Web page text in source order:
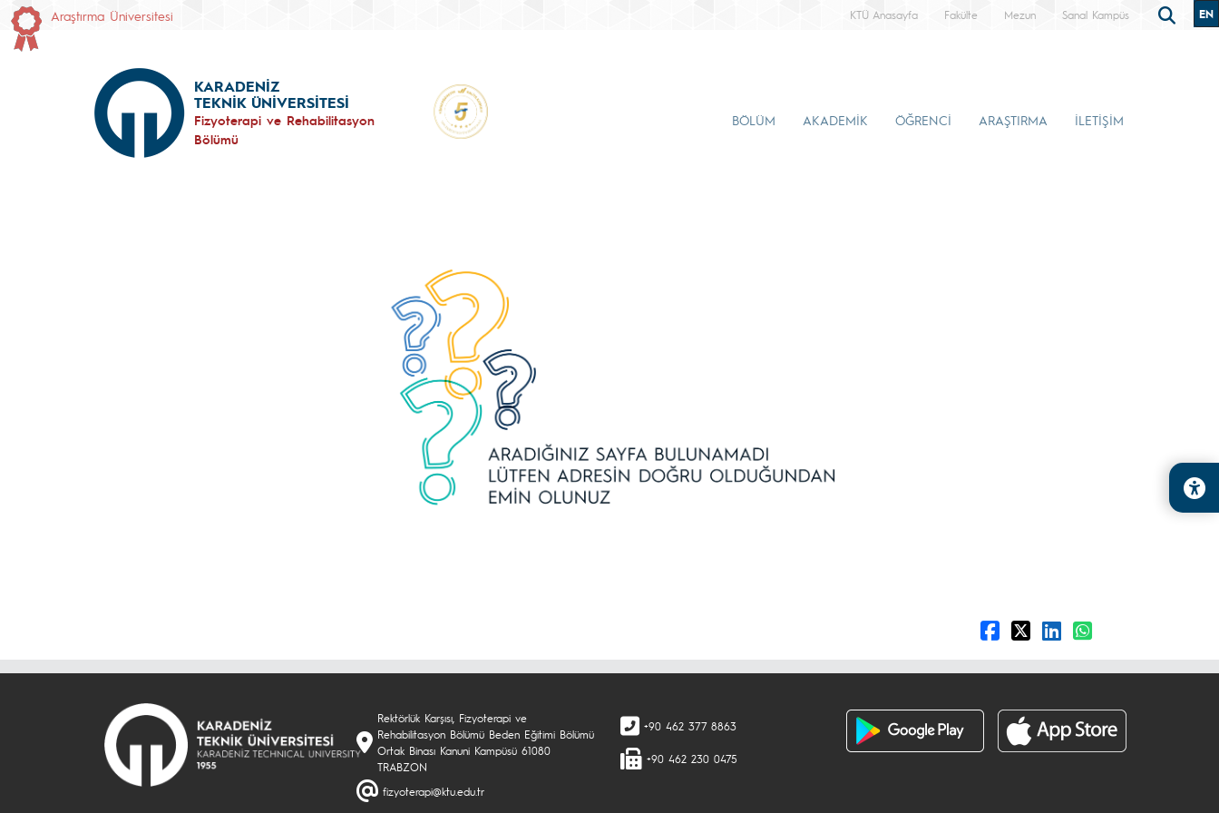
Araştırma Üniversitesi KTÜ Anasayfa Fakülte Mezun Sanal Kampüs EN
KARADENİZ
TEKNİK ÜNİVERSİTESİ
Fizyoterapi ve Rehabilitasyon
Bölümü
BÖLÜM AKADEMİK ÖĞRENCİ ARAŞTIRMA İLETİŞİM
Rektörlük Karşısı, Fizyoterapi ve
Rehabilitasyon Bölümü Beden Eğitimi Bölümü
Ortak Binası Kanuni Kampüsü 61080
TRABZON
fizyoterapi@ktu.edu.tr
+90 462 377 8863
+90 462 230 0475